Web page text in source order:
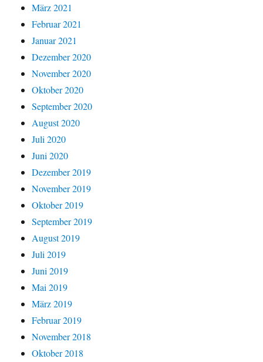
März 2021
Februar 2021
Januar 2021
Dezember 2020
November 2020
Oktober 2020
September 2020
August 2020
Juli 2020
Juni 2020
Dezember 2019
November 2019
Oktober 2019
September 2019
August 2019
Juli 2019
Juni 2019
Mai 2019
März 2019
Februar 2019
November 2018
Oktober 2018